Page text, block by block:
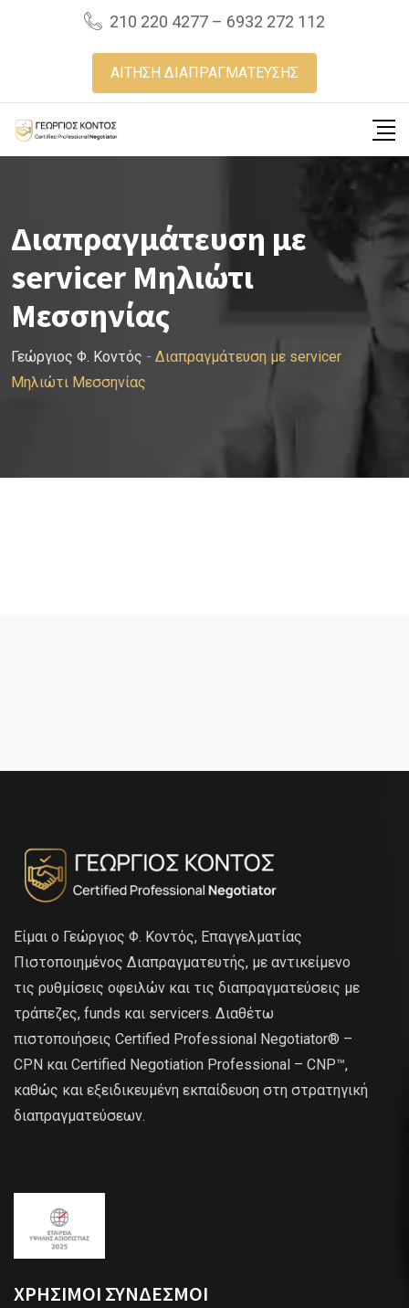
210 220 4277 – 6932 272 112
ΑΙΤΗΣΗ ΔΙΑΠΡΑΓΜΑΤΕΥΣΗΣ
Διαπραγμάτευση με
servicer Μηλιώτι
Μεσσηνίας
Γεώργιος Φ. Κοντός - Διαπραγμάτευση με servicer
Μηλιώτι Μεσσηνίας
Είμαι ο Γεώργιος Φ. Κοντός, Επαγγελματίας
Πιστοποιημένος Διαπραγματευτής, με αντικείμενο
τις ρυθμίσεις οφειλών και τις διαπραγματεύσεις με
τράπεζες, funds και servicers. Διαθέτω
πιστοποιήσεις Certified Professional Negotiator® –
CPN και Certified Negotiation Professional – CNP™,
καθώς και εξειδικευμένη εκπαίδευση στη στρατηγική
διαπραγματεύσεων.
ΧΡΗΣΙΜΟΙ ΣΥΝΔΕΣΜΟΙ